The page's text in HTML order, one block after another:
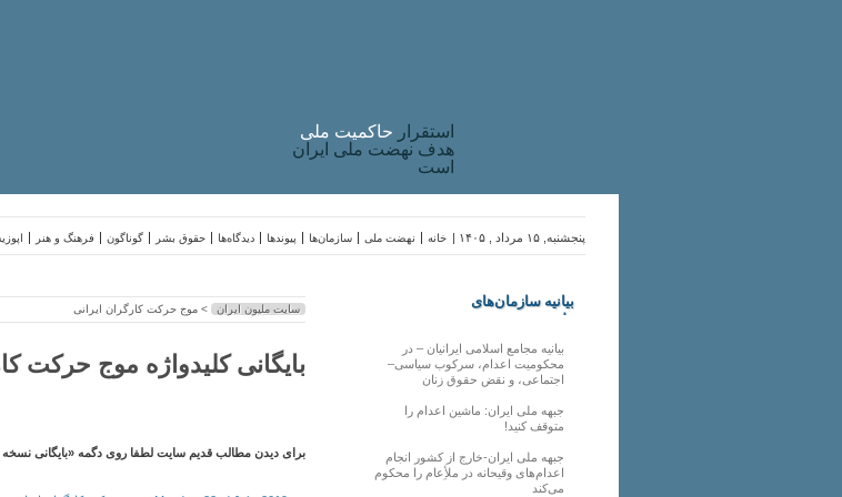
استقرار حاکميت ملی
هدف نهضت ملی ایران
است
فرهنگ و هنر گوناگون حقوق بشر دیدگاه‌ها پیوندها سازمان‌ها نهضت ملی خانه پنجشنبه, ۱۵ مرداد , ۱۴۰۵ |
سایت ملیون ایران > موج حرکت کارگران ایرانی
بایگانی کلیدواژه موج حرکت
برای دیدن مطالب قدیم سایت لطفا روی دگمه «بایگانی
بیانیه سازمان‌های
ملی
بیانیه مجامع اسلامی ایرانیان – در
محکومیت اعدام، سرکوب سیاسی–
اجتماعی، و نقض حقوق زنان
جبهه ملی ایران: ماشین اعدام را
متوقف کنید!
جبهه ملی ایران-خارج از کشور انجام
اعدام‌های وقیحانه در ملأِعام را محکوم
می‌کند